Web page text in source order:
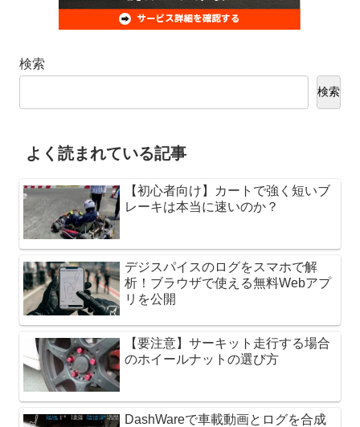
検索
検索
よく読まれている記事
【初心者向け】カートで強く短いブ
レーキは本当に速いのか？
デジスパイスのログをスマホで解
析！ブラウザで使える無料Webアプ
リを公開
【要注意】サーキット走行する場合
のホイールナットの選び方
DashWareで車載動画とログを合成